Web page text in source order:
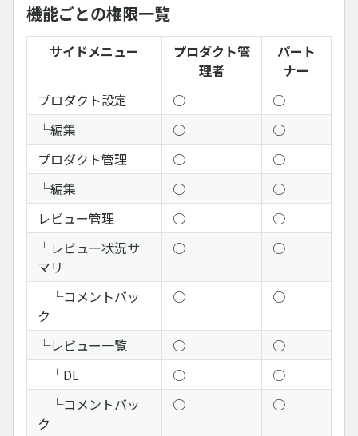
機能ごとの権限一覧
サイドメニュー
プロダクト管
理者
パート
ナー
プロダクト設定
○
○
└編集
○
○
プロダクト管理
○
○
└編集
○
○
レビュー管理
○
○
└レビュー状況サ
マリ
○ ○
└コメントバッ
ク
○ ○
└レビュー一覧 ○
○
└DL
○
○
└コメントバッ
ク
○ ○